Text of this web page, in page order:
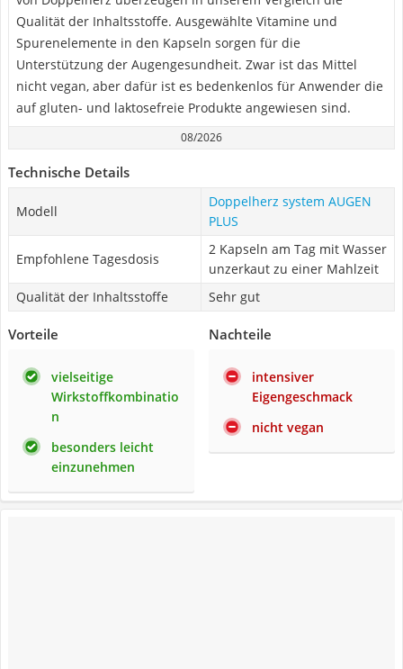
Qualität der Inhaltsstoffe. Ausgewählte Vitamine und
Spurenelemente in den Kapseln sorgen für die
Unterstützung der Augengesundheit. Zwar ist das Mittel
nicht vegan, aber dafür ist es bedenkenlos für Anwender die
auf gluten- und laktosefreie Produkte angewiesen sind.
08/2026
Technische Details
Modell
Doppelherz system AUGEN
PLUS
Empfohlene Tagesdosis
2 Kapseln am Tag mit Wasser
unzerkaut zu einer Mahlzeit
Qualität der Inhaltsstoffe
Sehr gut
Vorteile
vielseitige
Wirkstoffkombinatio
n
besonders leicht
einzunehmen
Nachteile
intensiver
Eigengeschmack
nicht vegan